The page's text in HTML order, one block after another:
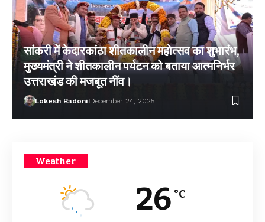
सांकरी में केदारकांठा शीतकालीन महोत्सव का शुभारंभ,
मुख्यमंत्री ने शीतकालीन पर्यटन को बताया आत्मनिर्भर
उत्तराखंड की मजबूत नींव।
Lokesh Badoni December 24, 2025
Weather
26 °C